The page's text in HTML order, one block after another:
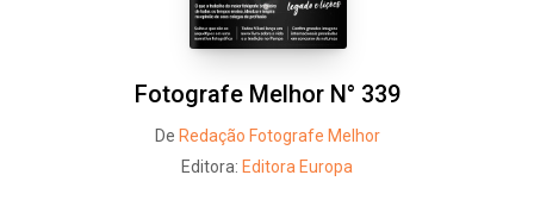
Fotografe Melhor N° 339
De Redação Fotografe Melhor
Editora: Editora Europa
Facebook Twitter